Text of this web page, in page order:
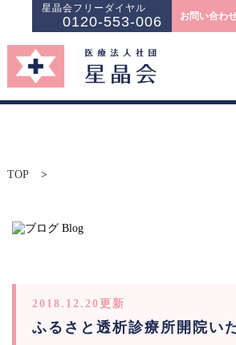
星晶会フリーダイヤル
0120-553-006 お問い合わ
TOP >
2018.12.20更新
ふるさと透析診療所開院い